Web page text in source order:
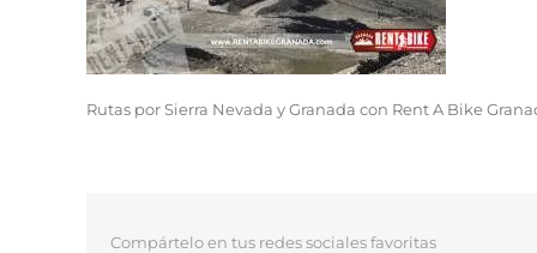
Rutas por Sierra Nevada y Granada con Rent A Bike
Compártelo en tus redes sociales favoritas